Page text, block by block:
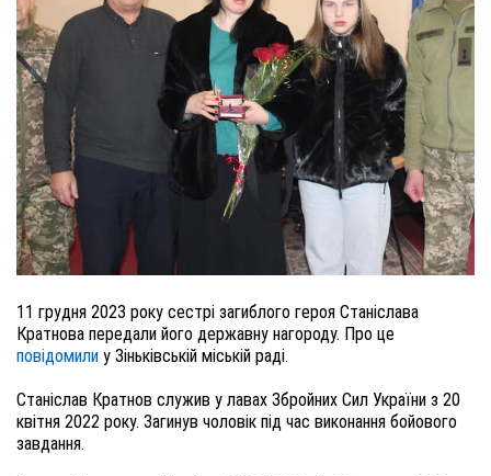
11 грудня 2023 року сестрі загиблого героя Станіслава
Кратнова передали його державну нагороду. Про це
повідомили у Зіньківській міській раді.
Станіслав Кратнов служив у лавах Збройних Сил України з 20
квітня 2022 року. Загинув чоловік під час виконання бойового
завдання.